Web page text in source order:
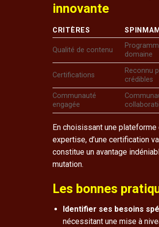
innovante
CRITÈRES
Qualité de contenu
domaine
Certifications
Reconnu
crédibles
Communauté
engagée
En choisissant une
expertise, d’une certification
constitue un avantage
mutation.
Les bonnes
Identifier ses besoins
nécessitant une mise à